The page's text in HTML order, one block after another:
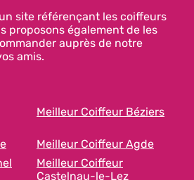
site référençant les coiffeurs
proposons également de les
auprès de notre
amis.
Meilleur Coiffeur Béziers
Meilleur Coiffeur Agde
Meilleur Coiffeur
Castelnau-le-Lez